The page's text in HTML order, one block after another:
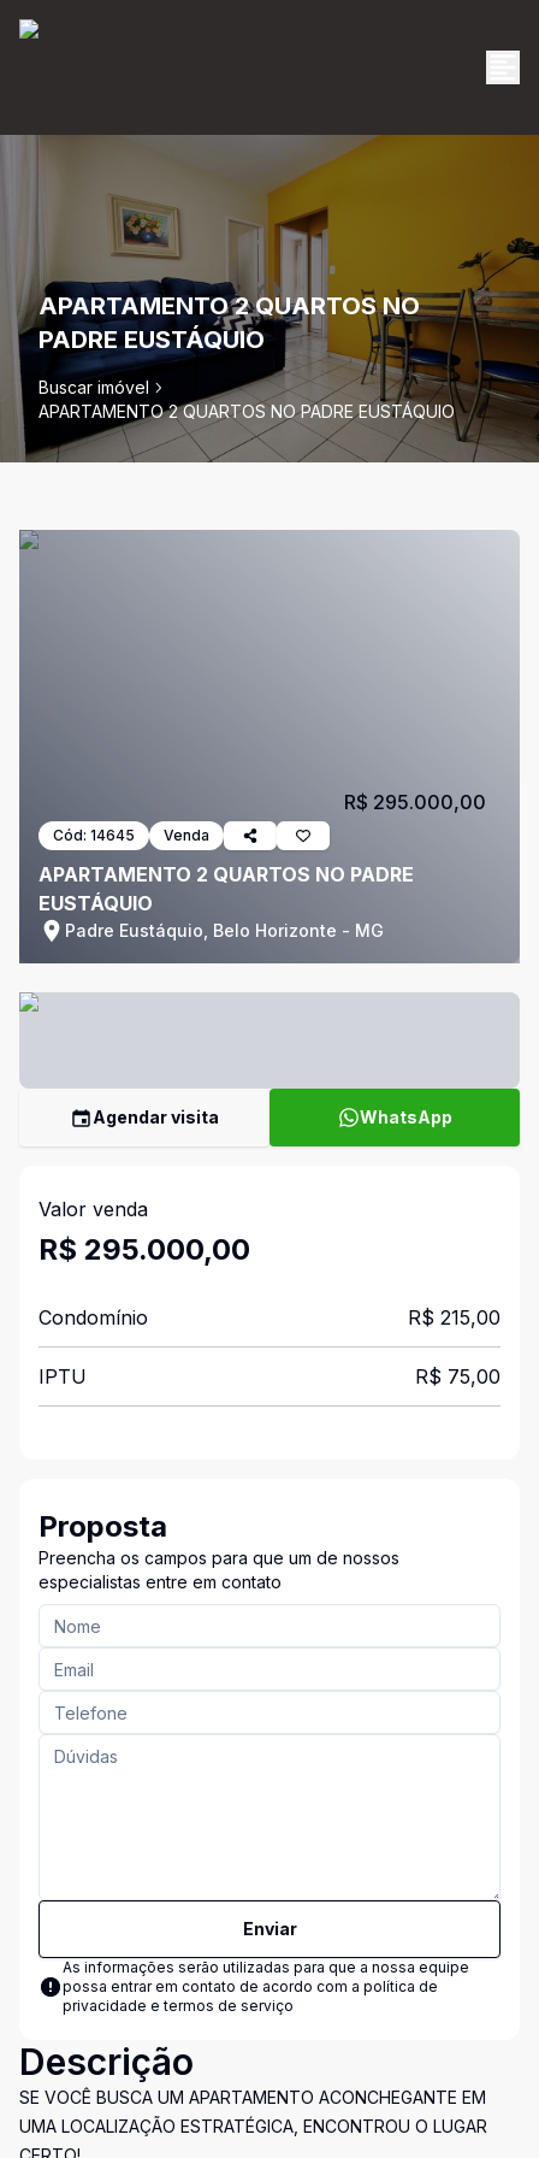
APARTAMENTO 2 QUARTOS NO
PADRE EUSTÁQUIO
Buscar imóvel
APARTAMENTO 2 QUARTOS NO PADRE EUSTÁQUIO
Cód: 14645 Venda
APARTAMENTO 2 QUARTOS NO PADRE
EUSTÁQUIO
Padre Eustáquio, Belo Horizonte - MG
R$ 295.000,00
Agendar visita WhatsApp
Valor venda
R$ 295.000,00
Condomínio R$ 215,00
IPTU R$ 75,00
Proposta
Preencha os campos para que um de nossos
especialistas entre em contato
Enviar
As informações serão utilizadas para que a nossa equipe
possa entrar em contato de acordo com a política de
privacidade e termos de serviço
Descrição
SE VOCÊ BUSCA UM APARTAMENTO ACONCHEGANTE EM
UMA LOCALIZAÇÃO ESTRATÉGICA, ENCONTROU O LUGAR